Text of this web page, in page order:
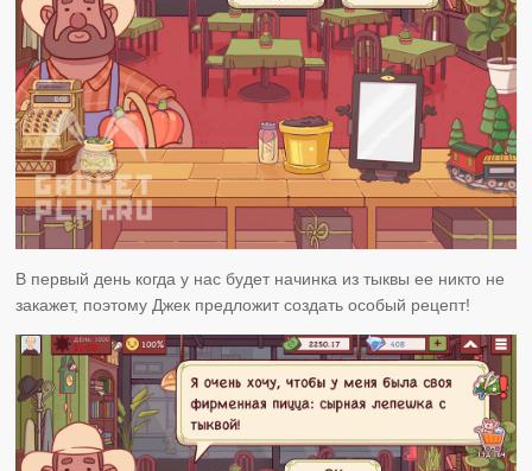
В первый день когда у нас будет начинка из тыквы ее никто не
закажет, поэтому Джек предложит создать особый рецепт!